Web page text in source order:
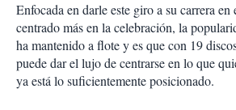
Enfocada en darle este giro a su carrera en
centrado más en la celebración, la
ha mantenido a flote y es que con 19
puede dar el lujo de centrarse en lo que
ya está lo suficientemente posicionado.